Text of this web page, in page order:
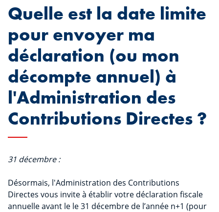
Quelle est la date limite
pour envoyer ma
déclaration (ou mon
décompte annuel) à
l'Administration des
Contributions Directes ?
31 décembre :
Désormais, l'Administration des Contributions
Directes vous invite à établir votre déclaration fiscale
annuelle avant le le 31 décembre de l’année n+1 (pour